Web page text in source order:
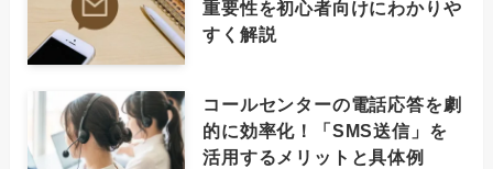
重要性を初心者向けにわかりや
すく解説
コールセンターの電話応答を劇
的に効率化！「SMS送信」を
活用するメリットと具体例